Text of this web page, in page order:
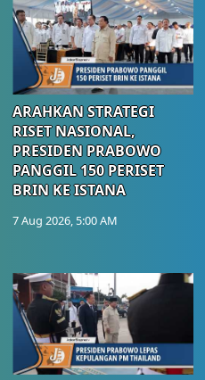
ARAHKAN STRATEGI
RISET NASIONAL,
PRESIDEN PRABOWO
PANGGIL 150 PERISET
BRIN KE ISTANA
7 Aug 2026, 5:00 AM